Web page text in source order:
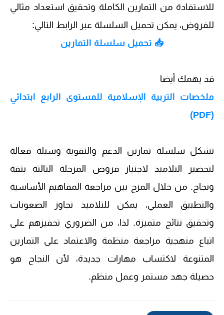
للاستفادة من التمارين الكاملة وتحقيق استعداد مثالي
للفروض، يمكن تحميل السلسلة عبر الرابط التالي:
📥 تحميل سلسلة التمارين
قد يهمك أيضا
ملخصات التربية الإسلامية للمستوى الرابع ابتدائي
(PDF)
تشكل سلسلة تمارين الدعم والتقوية وسيلة فعالة
لتحضير التلاميذ لاجتياز فروض المرحلة الثالثة بثقة
ونجاح. من خلال المزج بين مراجعة المفاهيم الأساسية
والتطبيق العملي، يمكن للتلاميذ تجاوز الصعوبات
وتحقيق نتائج متميزة. لذا، من الضروري تحفيزهم على
اتباع منهجية مراجعة منظمة والاعتماد على التمارين
المتنوعة لاكتساب مهارات جديدة، لأن النجاح هو
حصيلة جهد مستمر وعمل منظم.